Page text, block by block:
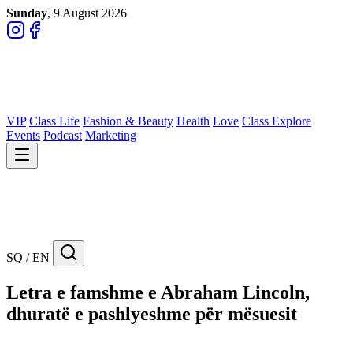
Sunday, 9 August 2026
VIP Class Life Fashion & Beauty Health Love Class Explore
Events Podcast Marketing
SQ / EN
Letra e famshme e Abraham Lincoln,
dhuratë e pashlyeshme për mësuesit